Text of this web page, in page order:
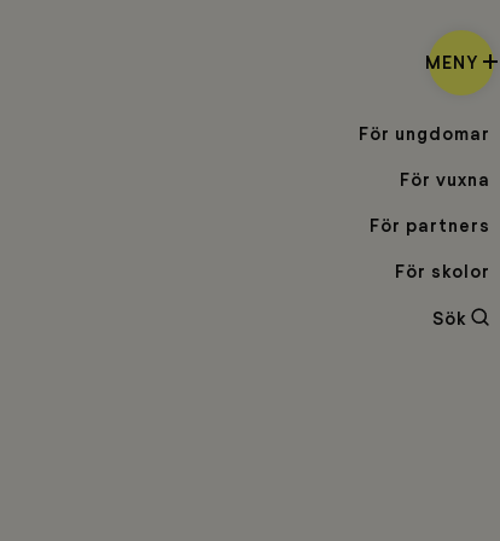
För ungdomar
För vuxna
För partners
För skolor
Sök
MENY